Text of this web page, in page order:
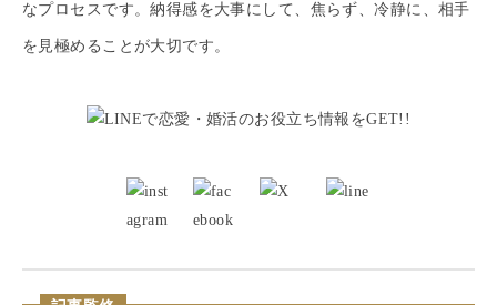
なプロセスです。納得感を大事にして、焦らず、冷静に、相手
を見極めることが大切です。